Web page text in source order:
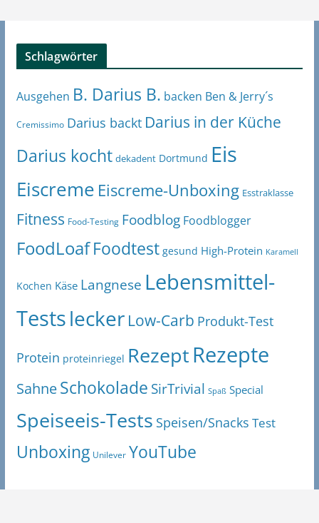
Schlagwörter
Ausgehen B. Darius B. backen Ben & Jerry´s
Cremissimo Darius backt Darius in der Küche
Darius kocht dekadent Dortmund Eis
Eiscreme Eiscreme-Unboxing Esstraklasse
Fitness Food-Testing Foodblog Foodblogger
FoodLoaf Foodtest gesund High-Protein Karamell
Kochen Käse Langnese Lebensmittel-
Testslecker Low-Carb Produkt-Test
Protein proteinriegel RezeptRezepte
SahneSchokolade SirTrivial Spaß Special
Speiseeis-Tests Speisen/Snacks Test
Unboxing Unilever YouTube